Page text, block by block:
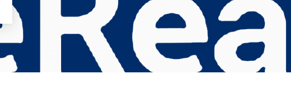
Options
de confidentialité, en garantissant la conformité avec